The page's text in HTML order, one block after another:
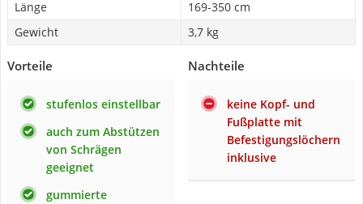
Länge
169-350 cm
Gewicht
3,7 kg
Vorteile
stufenlos einstellbar
auch zum Abstützen
von Schrägen
geeignet
gummierte
Nachteile
keine Kopf- und
Fußplatte mit
Befestigungslöchern
inklusive